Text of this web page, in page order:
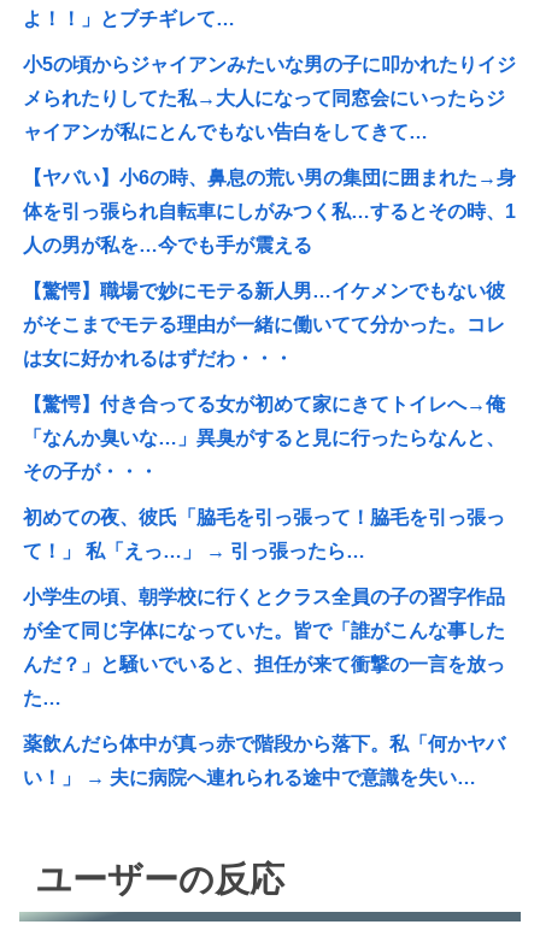
よ！！」とブチギレて…
小5の頃からジャイアンみたいな男の子に叩かれたりイジ
メられたりしてた私→大人になって同窓会にいったらジ
ャイアンが私にとんでもない告白をしてきて…
【ヤバい】小6の時、鼻息の荒い男の集団に囲まれた→身
体を引っ張られ自転車にしがみつく私…するとその時、1
人の男が私を…今でも手が震える
【驚愕】職場で妙にモテる新人男…イケメンでもない彼
がそこまでモテる理由が一緒に働いてて分かった。コレ
は女に好かれるはずだわ・・・
【驚愕】付き合ってる女が初めて家にきてトイレへ→俺
「なんか臭いな…」異臭がすると見に行ったらなんと、
その子が・・・
初めての夜、彼氏「脇毛を引っ張って！脇毛を引っ張っ
て！」 私「えっ…」 → 引っ張ったら…
小学生の頃、朝学校に行くとクラス全員の子の習字作品
が全て同じ字体になっていた。皆で「誰がこんな事した
んだ？」と騒いでいると、担任が来て衝撃の一言を放っ
た…
薬飲んだら体中が真っ赤で階段から落下。私「何かヤバ
い！」 → 夫に病院へ連れられる途中で意識を失い…
ユーザーの反応